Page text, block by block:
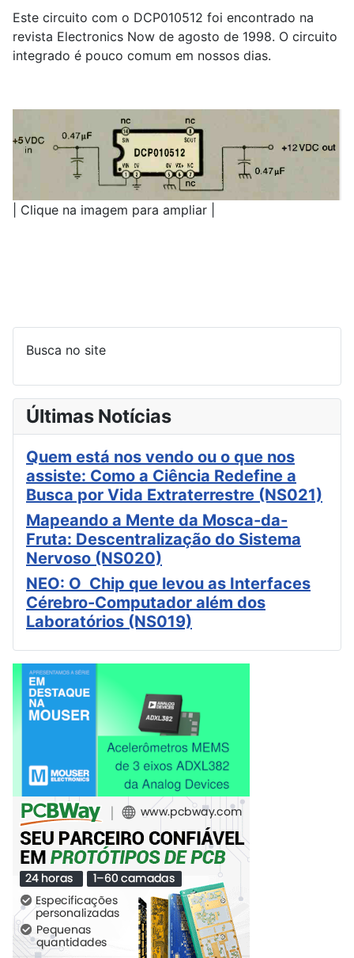
Este circuito com o DCP010512 foi encontrado na
revista Electronics Now de agosto de 1998. O circuito
integrado é pouco comum em nossos dias.
| Clique na imagem para ampliar |
Busca no site
Últimas Notícias
Quem está nos vendo ou o que nos
assiste: Como a Ciência Redefine a
Busca por Vida Extraterrestre (NS021)
Mapeando a Mente da Mosca-da-
Fruta: Descentralização do Sistema
Nervoso (NS020)
NEO: O Chip que levou as Interfaces
Cérebro-Computador além dos
Laboratórios (NS019)